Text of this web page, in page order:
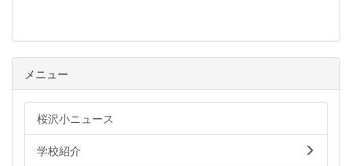
メニュー
桜沢小ニュース
学校紹介